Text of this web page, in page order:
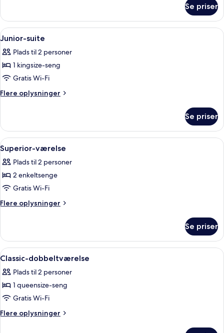
enkeltsenge
værelse
med
2
Se priser
Indlæs
alle
billeder
af
Junior-
suite
Junior-suite | Minibar, pengeskab
5
Junior-suite
Plads til 2 personer
1 kingsize-seng
Gratis Wi-Fi
Flere oplysninger
Flere
suite
Se priser
Indlæs
alle
billeder
af
Superior-
værelse
Minibar, pengeskab på værelset,
5
Superior-værelse
Plads til 2 personer
2 enkeltsenge
Gratis Wi-Fi
Flere oplysninger
Flere
værelse
Se priser
Indlæs
alle
billeder
af
Classic-
dobbeltværelse
Minibar, pengeskab på værelset,
5
Classic-dobbeltværelse
Plads til 2 personer
1 queensize-seng
Gratis Wi-Fi
Flere oplysninger
Flere